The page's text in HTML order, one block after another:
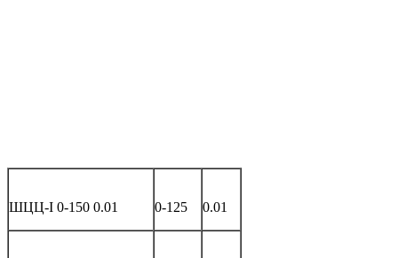
ШЦЦ-I 0-150 0.01 0-125 0.01